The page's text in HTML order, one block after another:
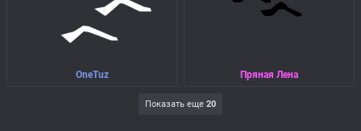
OneTuz Пряная Лена
Показать еще 20